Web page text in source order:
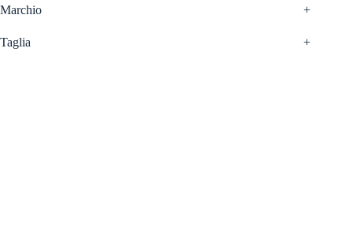
Marchio +
Taglia +